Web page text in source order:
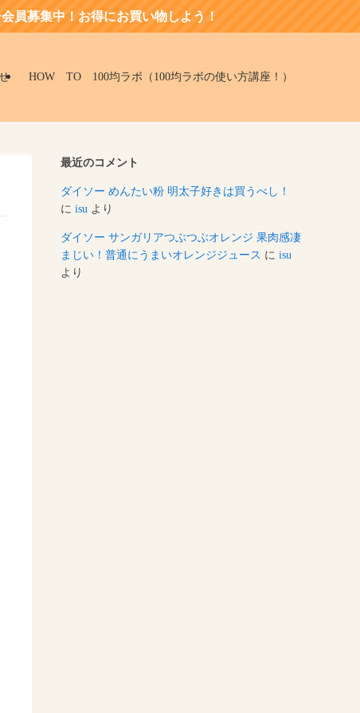
募集中！お得にお買い物しよう！
HOW TO 100均ラボ（100均ラボの使い方講座！）
最近のコメント
ダイソー めんたい粉 明太子好きは買うべし！
に isu より
ダイソー サンガリアつぶつぶオレンジ 果肉感凄
まじい！普通にうまいオレンジジュース に isu
より